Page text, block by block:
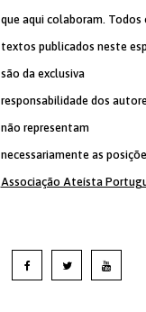
que aqui colaboram. Todos
textos publicados neste
são da exclusiva
responsabilidade dos
não representam
necessariamente as
Associação Ateísta